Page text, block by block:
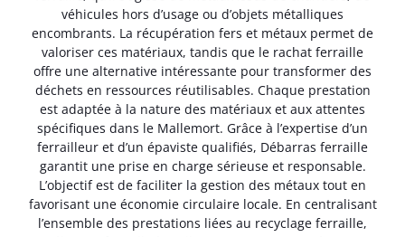
véhicules hors d’usage ou d’objets métalliques
encombrants. La récupération fers et métaux permet de
valoriser ces matériaux, tandis que le rachat ferraille
offre une alternative intéressante pour transformer des
déchets en ressources réutilisables. Chaque prestation
est adaptée à la nature des matériaux et aux attentes
spécifiques dans le Mallemort. Grâce à l’expertise d’un
ferrailleur et d’un épaviste qualifiés, Débarras ferraille
garantit une prise en charge sérieuse et responsable.
L’objectif est de faciliter la gestion des métaux tout en
favorisant une économie circulaire locale. En centralisant
l’ensemble des prestations liées au recyclage ferraille,